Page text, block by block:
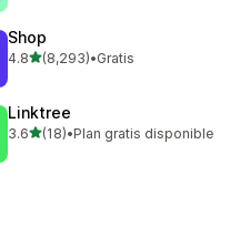
Shop
4.8de 5 estrellas
(8,293)
8293 reseñas en total
•Gratis
Linktree
3.6de 5 estrellas
(18)
18 reseñas en total
•Plan gratis disponible